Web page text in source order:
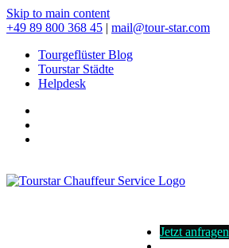
Skip to main content
+49 89 800 368 45 | mail@tour-star.com
Tourgeflüster Blog
Tourstar Städte
Helpdesk
Jetzt anfragen